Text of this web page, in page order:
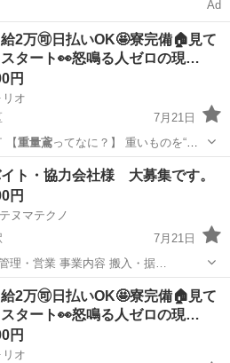
Ad
2万🉑日払いOK🤩寮完備🏠見て
タート👀怒鳴る人ゼロの現…
円
オ
7月21日
￣￣￣￣￣￣￣￣￣￣￣￣￣￣ 【重量鳶ってなに？】 重いものを“安
重量鳶
ト・協力会社様 大募集です。
円
ヌマテクノ
7月21日
理・営業 事業内容 搬入・据…
その他 社会保険
2万🉑日払いOK🤩寮完備🏠見て
タート👀怒鳴る人ゼロの現…
円
オ